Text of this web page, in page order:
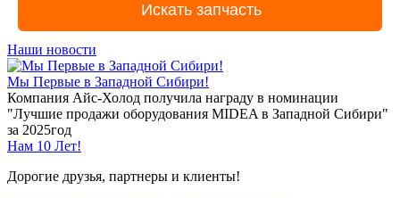
Наши новости
Мы Первые в Западной Сибири!
Компания Айс-Холод получила награду в номинации
"Лучшие продажи оборудования MIDEA в Западной Сибири"
за 2025год
Нам 10 Лет!
Дорогие друзья, партнеры и клиенты!